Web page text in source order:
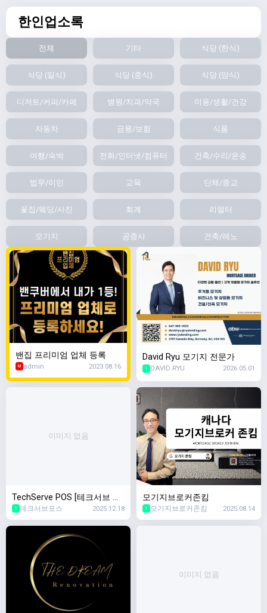
한인업소록
전체 기타 식당 (한식)
식당 (일식) 식당 (중식) 식당 (양식)
디저트/커피/카페 병원/치과/약국 미용/생활/건강
자동차 금융/보험 식품
여행/숙박 전화/인터넷/컴퓨터 건축/수리/운송
법무/이민 교육 단체/종교
꽃집/웨딩/사진 회계 리얼터
모기지 공증사 건축/레노
밴집 프리미엄 업체 등록
M admin 2023.08.16
David Ryu 모기지 전문가
1 DAVID RYU 2026.05.01
이미지 없음
TechServe POS [테크서브 포
스]
1 테크서브포스 2025.12.18
모기지브로커존킴
1 모기지브로커존킴 2025.08.14
이미지 없음